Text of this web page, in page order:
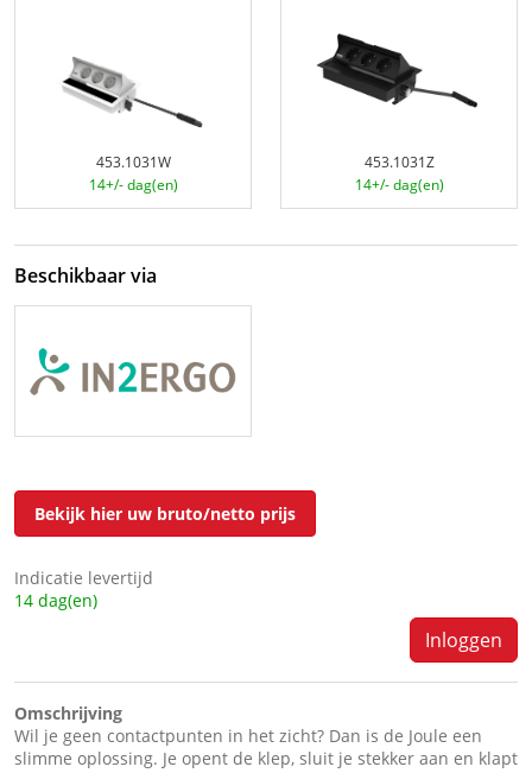
Bekijk hier uw bruto/netto prijs
Indicatie levertijd
14 dag(en)
Inloggen
Omschrijving
Wil je geen contactpunten in het zicht? Dan is de Joule een
slimme oplossing. Je opent de klep, sluit je stekker aan en klapt
453.1031W
14+/- dag(en)
453.1031Z
14+/- dag(en)
Beschikbaar via